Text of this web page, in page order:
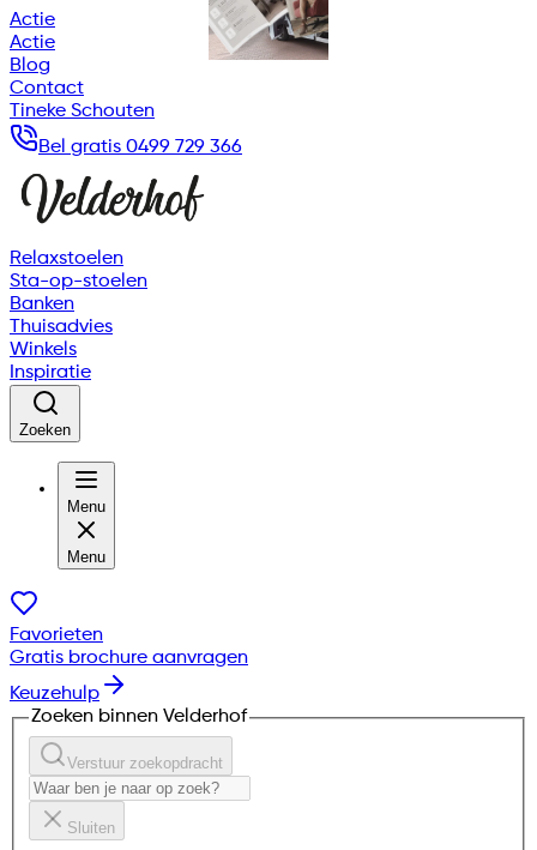
Actie
Actie
Blog
Contact
Tineke Schouten
Bel gratis 0499 729 366
Relaxstoelen
Sta-op-stoelen
Banken
Thuisadvies
Winkels
Inspiratie
Zoeken
Menu
Menu
Favorieten
Gratis brochure aanvragen
Keuzehulp
Zoeken binnen Velderhof
Verstuur zoekopdracht
Sluiten